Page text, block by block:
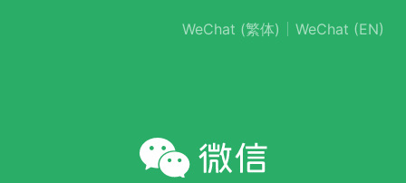
WeChat (繁体) WeChat (EN)